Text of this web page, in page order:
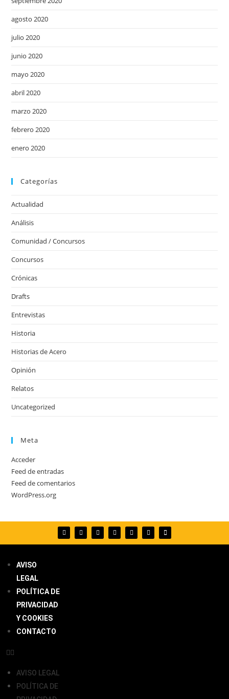
agosto 2020
julio 2020
junio 2020
mayo 2020
abril 2020
marzo 2020
febrero 2020
enero 2020
Categorías
Actualidad
Análisis
Comunidad / Concursos
Concursos
Crónicas
Drafts
Entrevistas
Historia
Historias de Acero
Opinión
Relatos
Uncategorized
Meta
Acceder
Feed de entradas
Feed de comentarios
WordPress.org
AVISO
LEGAL
POLÍTICA DE
PRIVACIDAD
Y COOKIES
CONTACTO
AVISO LEGAL
POLÍTICA DE